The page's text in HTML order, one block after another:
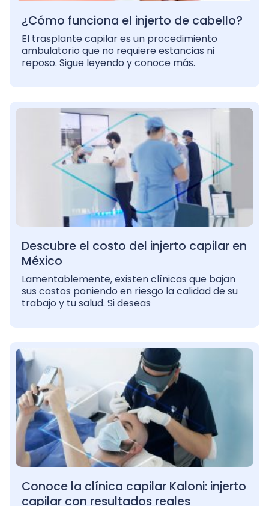
¿Cómo funciona el injerto de cabello?
El trasplante capilar es un procedimiento
ambulatorio que no requiere estancias ni
reposo. Sigue leyendo y conoce más.
Descubre el costo del injerto capilar en
México
Lamentablemente, existen clínicas que bajan
sus costos poniendo en riesgo la calidad de su
trabajo y tu salud. Si deseas
Conoce la clínica capilar Kaloni: injerto
capilar con resultados reales